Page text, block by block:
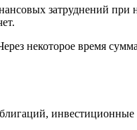
затруднений
некоторое время